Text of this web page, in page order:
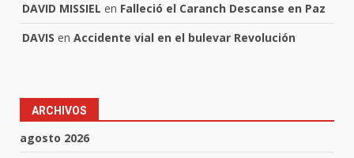
DAVID MISSIEL en Falleció el Caranch Descanse en Paz
DAVIS en Accidente vial en el bulevar Revolución
ARCHIVOS
agosto 2026